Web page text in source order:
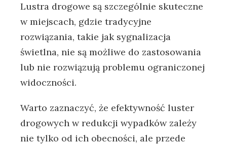
Lustra drogowe są szczególnie skuteczne
w miejscach, gdzie tradycyjne
rozwiązania, takie jak sygnalizacja
świetlna, nie są możliwe do zastosowania
lub nie rozwiązują problemu ograniczonej
widoczności.
Warto zaznaczyć, że efektywność luster
drogowych w redukcji wypadków zależy
nie tylko od ich obecności, ale przede